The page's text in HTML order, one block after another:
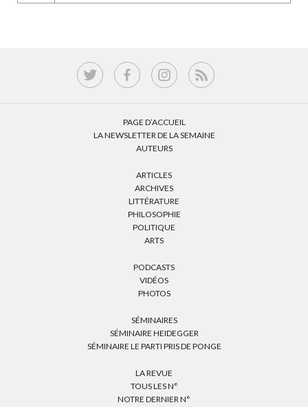
PAGE D’ACCUEIL
LA NEWSLETTER DE LA SEMAINE
AUTEURS
ARTICLES
ARCHIVES
LITTÉRATURE
PHILOSOPHIE
POLITIQUE
ARTS
PODCASTS
VIDÉOS
PHOTOS
SÉMINAIRES
SÉMINAIRE HEIDEGGER
SÉMINAIRE LE PARTI PRIS DE PONGE
LA REVUE
TOUS LES N°
NOTRE DERNIER N°